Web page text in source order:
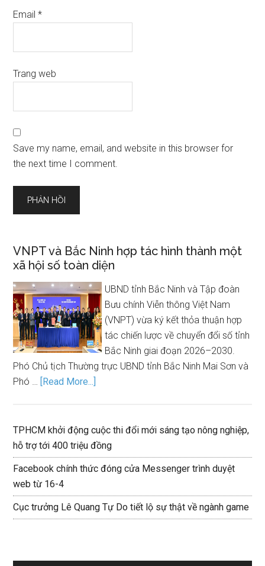
Email*
Trang web
Save my name, email, and website in this browser for
the next time I comment.
VNPT và Bắc Ninh hợp tác hình thành một
xã hội số toàn diện
UBND tỉnh Bắc Ninh và Tập đoàn
Bưu chính Viễn thông Việt Nam
(VNPT) vừa ký kết thỏa thuận hợp
tác chiến lược về chuyển đổi số tỉnh
Bắc Ninh giai đoạn 2026–2030.
Phó Chủ tịch Thường trực UBND tỉnh Bắc Ninh Mai Sơn và
Phó … [Read More...]
TPHCM khởi động cuộc thi đổi mới sáng tạo nông nghiệp,
hỗ trợ tới 400 triệu đồng
Facebook chính thức đóng cửa Messenger trình duyệt
web từ 16-4
Cục trưởng Lê Quang Tự Do tiết lộ sự thật về ngành game